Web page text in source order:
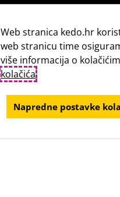
Web stranica kedo.hr
web stranicu time
više informacija o
kolačića.
Napredne postavke